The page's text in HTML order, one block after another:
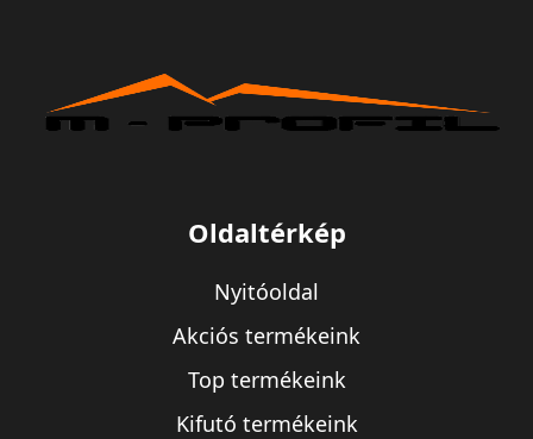
Oldaltérkép
Nyitóoldal
Akciós termékeink
Top termékeink
Kifutó termékeink